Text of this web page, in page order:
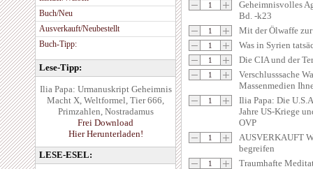
Buch/Neu
Ausverkauft/Neubestellt
Buch-Tipp:
Lese-Tipp:
Ilia Papa: Urmanuskript Geheimnis
Macht X, Weltformel, Tier 666,
Primzahlen, Nostradamus
Frei Download
Hier Herunterladen!
LESE-ESEL:
Geheimnisvolles
Bd. -k23
Mit der Ölwaffe
Was in Syrien
Die CIA und der
Verschlusssache
Massenmedien
Ilia Papa: Die
Jahre US-Kriege
OVP
AUSVERKAUFT
begreifen
Traumhafte